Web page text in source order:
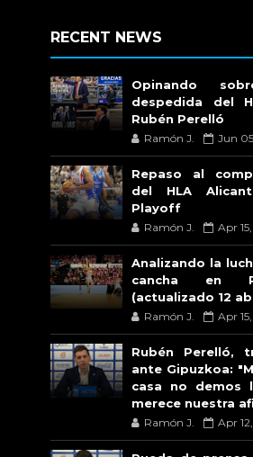
RECENT NEWS
Opinando
despedida del
Rubén Perelló
Ramón J. Jun
Repaso al
del HLA
Playoff
Ramón J. Apr
Analizando la
cancha en
(actualizado 12
Ramón J. Apr
Rubén Perelló,
ante Gipuzkoa:
casa no demos
merece nuestra
Ramón J. Apr